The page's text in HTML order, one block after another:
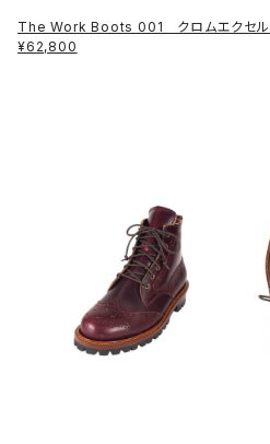
The Work Boots 001 クロムエクセルレ
¥62,800